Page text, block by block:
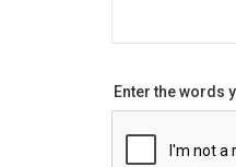
Enter the words